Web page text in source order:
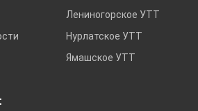
Лениногорское УТТ
Нурлатское УТТ
Ямашское УТТ